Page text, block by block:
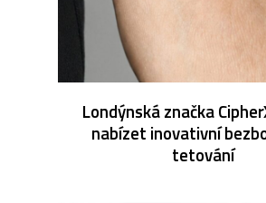
Londýnská značka
nabízet inovativní
tetování